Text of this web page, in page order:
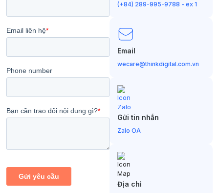
(+84) 289-995-9788 - ex 1
Email
wecare@thinkdigital.com.vn
Gửi tin nhắn
Zalo OA
Địa chỉ